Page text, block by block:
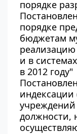
порядке
порядке
бюджетам
и в
в 2012 году"
индексации
должности,